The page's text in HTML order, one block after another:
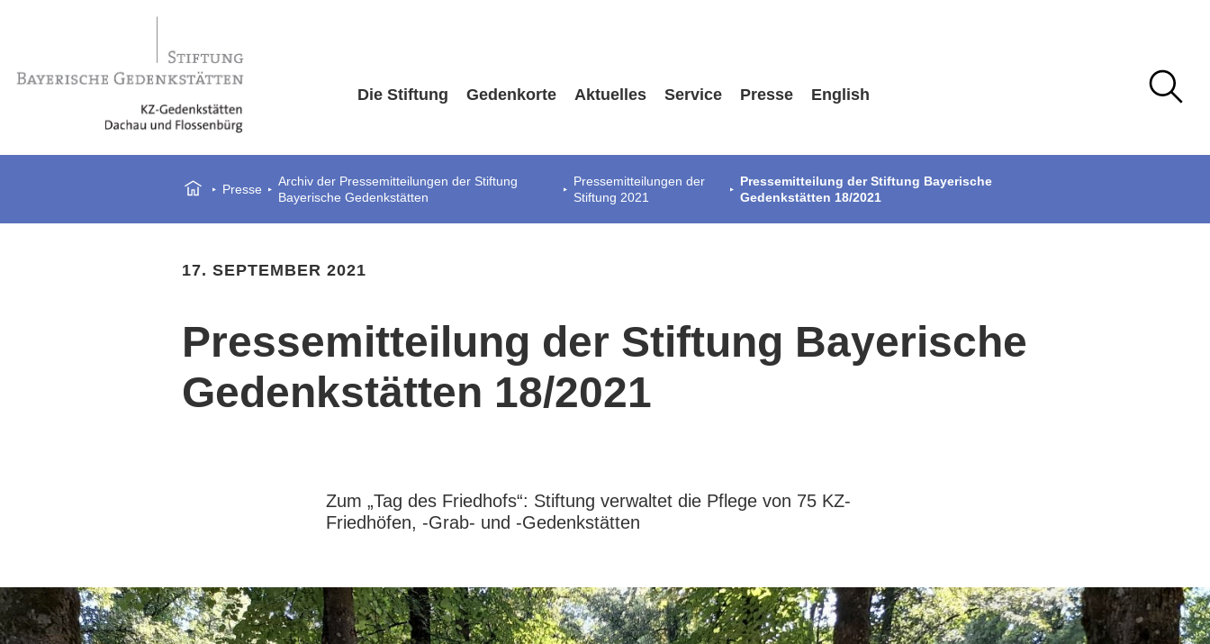
Die Stiftung Gedenkorte Aktuelles Service Presse English
Presse
Archiv der Pressemitteilungen der Stiftung
Bayerische Gedenkstätten
Pressemitteilungen der
Stiftung 2021
Pressemitteilung der Stiftung Bayerische
Gedenkstätten 18/2021
17. SEPTEMBER 2021
Pressemitteilung der Stiftung Bayerische
Gedenkstätten 18/2021
Zum „Tag des Friedhofs“: Stiftung verwaltet die Pflege von 75 KZ-
Friedhöfen, -Grab- und -Gedenkstätten